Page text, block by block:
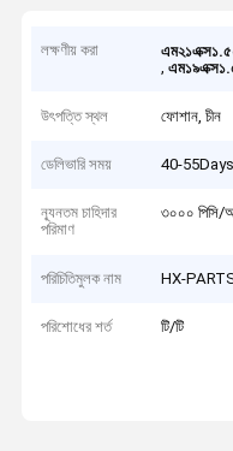
লক্ষণীয় করা
,
উৎপত্তি স্থল ফোশান, চীন
ডেলিভারি সময় 40-55Days
ন্যূনতম চাহিদার
পরিমাণ
৩০০০ পিসি/
পরিচিতিমুলক নাম HX-
পরিশোধের শর্ত টি/টি